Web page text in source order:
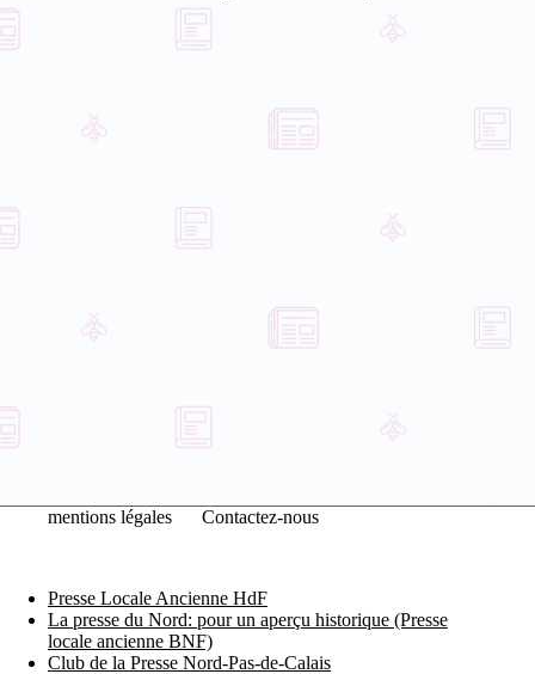
mentions légales Contactez-nous
Presse Locale Ancienne HdF
La presse du Nord: pour un aperçu historique (Presse
locale ancienne BNF)
Club de la Presse Nord-Pas-de-Calais